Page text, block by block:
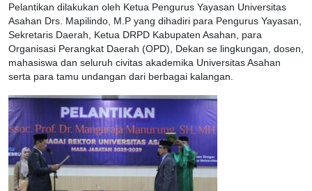
Pelantikan dilakukan oleh Ketua Pengurus Yayasan Universitas
Asahan Drs. Mapilindo, M.P yang dihadiri para Pengurus Yayasan,
Sekretaris Daerah, Ketua DRPD Kabupaten Asahan, para
Organisasi Perangkat Daerah (OPD), Dekan se lingkungan, dosen,
mahasiswa dan seluruh civitas akademika Universitas Asahan
serta para tamu undangan dari berbagai kalangan.